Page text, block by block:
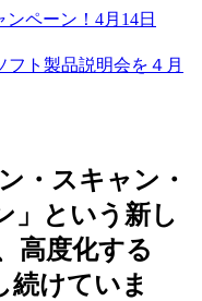
ペーン！4月14日
フト製品説明会を４月
・スキャン・
」という新し
高度化する
続けていま